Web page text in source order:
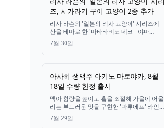
즈, 시가라키 구이 고양이 2종 추가
리사 라슨의 '일본의 리사 고양이' 시리즈에
산을 테마로 한 '마타타비노 네코 - 야마
(산)'와 물을 테마로 한 '마타타비노 네코 - 미
즈(물)' 등 신작 2종이 새롭게 추가되었습니
7월 30일
아사히 생맥주 아키노 마로야카, 8월
18일 수량 한정 출시
맥아 함량을 높이고 홉을 조절해 가을에 어울
리는 부드러운 맛을 구현한 '마루에프' 라인업
의 수량 한정 신제품 '아사히 생맥주 아키노
마로야카'가 8월 18일부터 전국에서 판매됩
7월 29일